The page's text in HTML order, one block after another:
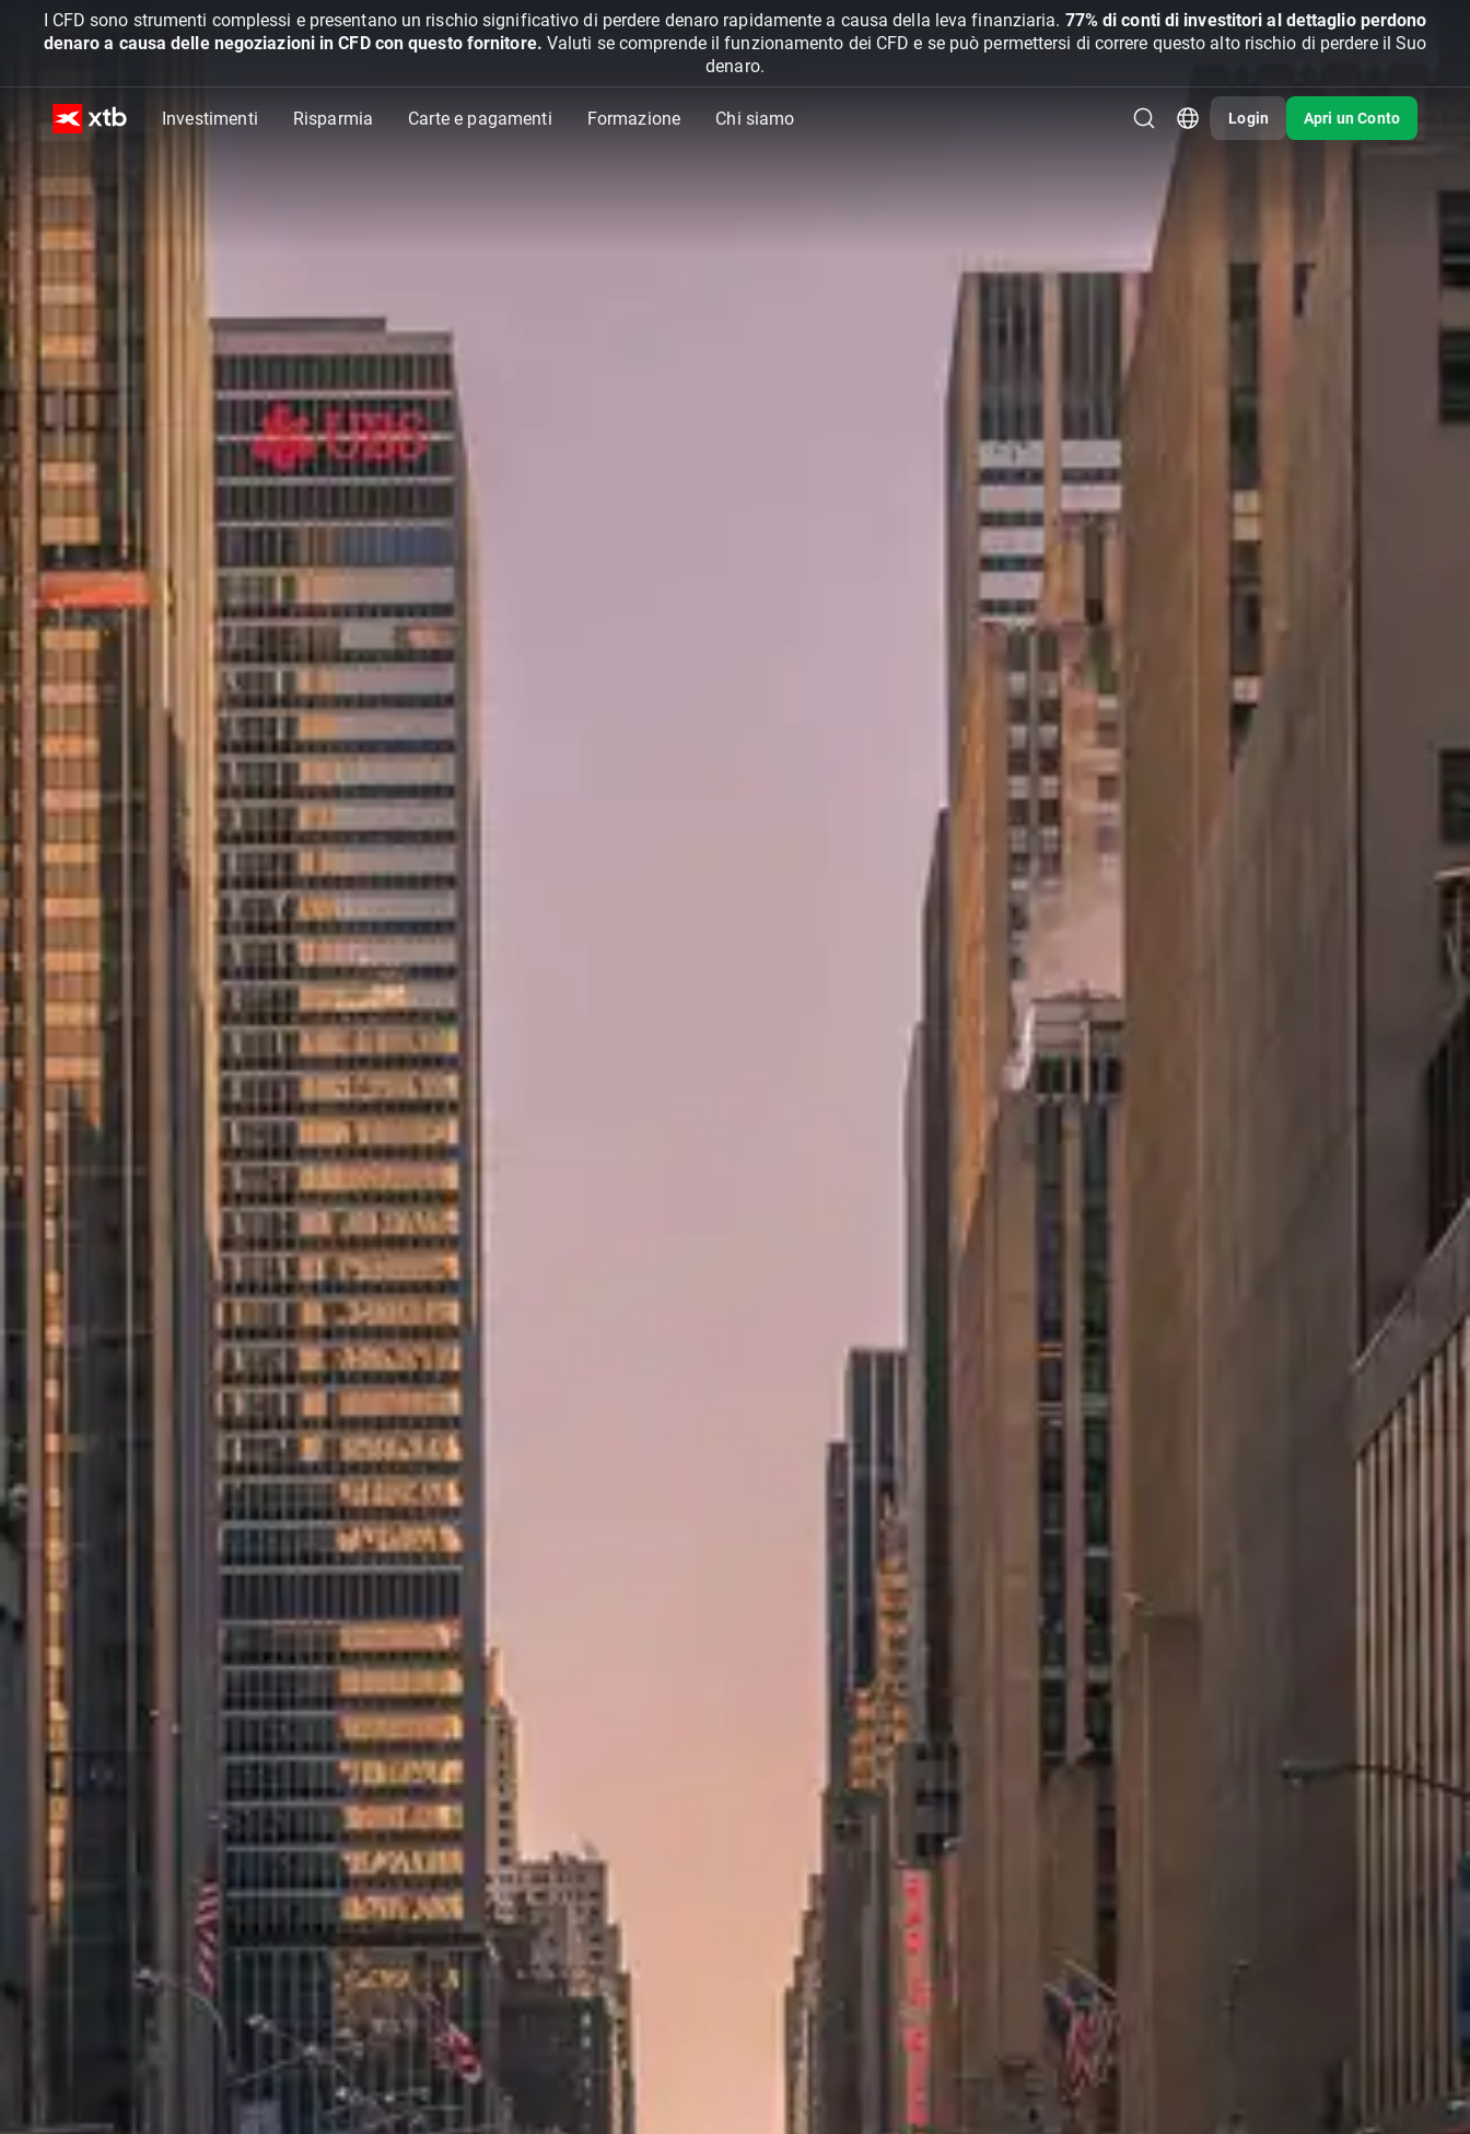
I CFD sono strumenti complessi e presentano un rischio significativo di perdere denaro rapidamente a causa della leva finanziaria. 77% di conti di investitori al dettaglio perdono
denaro a causa delle negoziazioni in CFD con questo fornitore. Valuti se comprende il funzionamento dei CFD e se può permettersi di correre questo alto rischio di perdere il Suo
denaro.
Investimenti Risparmia Carte e pagamenti Formazione Chi siamo Login Apri un Conto